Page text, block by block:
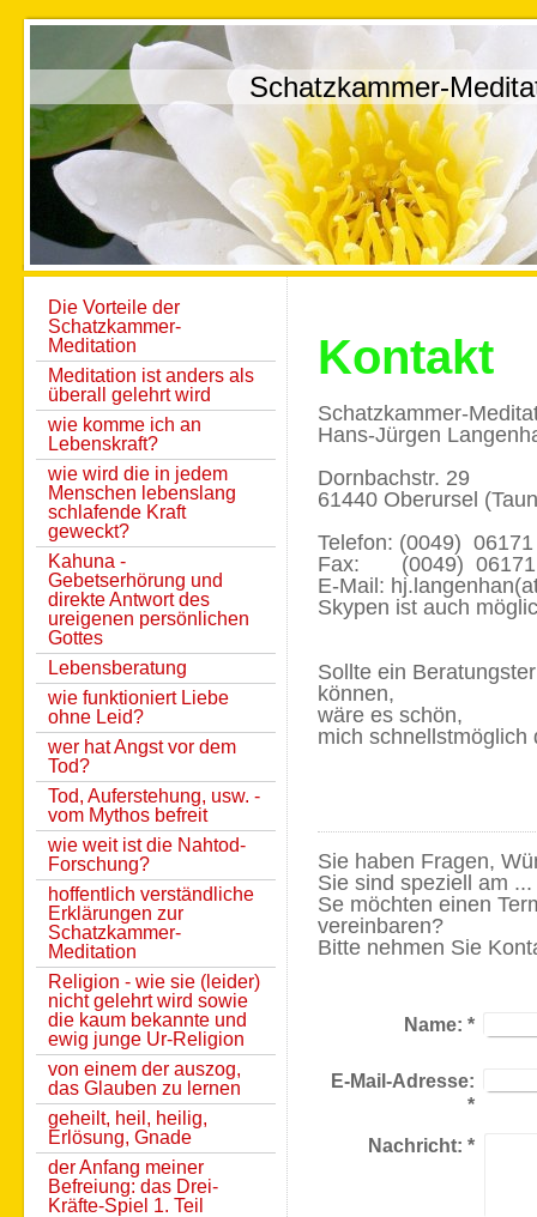
Schatzkammer-
Die Vorteile der
Schatzkammer-
Meditation
Meditation ist anders als
überall gelehrt wird
wie komme ich an
Lebenskraft?
wie wird die in jedem
Menschen lebenslang
schlafende Kraft
geweckt?
Kahuna -
Gebetserhörung und
direkte Antwort des
ureigenen persönlichen
Gottes
Lebensberatung
wie funktioniert Liebe
ohne Leid?
wer hat Angst vor dem
Tod?
Tod, Auferstehung, usw. -
vom Mythos befreit
wie weit ist die Nahtod-
Forschung?
hoffentlich verständliche
Erklärungen zur
Schatzkammer-
Meditation
Religion - wie sie (leider)
nicht gelehrt wird sowie
die kaum bekannte und
ewig junge Ur-Religion
von einem der auszog,
das Glauben zu lernen
geheilt, heil, heilig,
Erlösung, Gnade
der Anfang meiner
Befreiung: das Drei-
Kräfte-Spiel 1. Teil
Kontakt
Schatzkammer-
Hans-Jürgen
Dornbachstr. 29
61440 Oberursel
Telefon: (0049)
Fax: (0049) 06171
E-Mail:
Skypen ist auch
Sollte ein
können,
wäre es schön,
mich
Sie haben Fragen,
Sie sind speziell am
Se möchten einen
vereinbaren?
Bitte nehmen Sie
Name: *
E-Mail-Adresse:
*
Nachricht: *